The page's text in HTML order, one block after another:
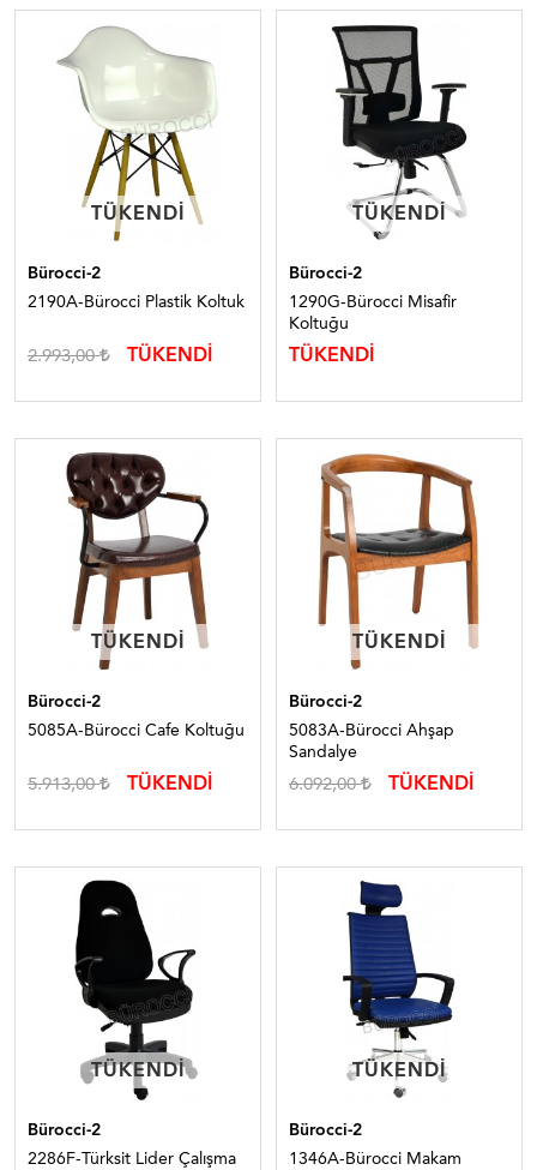
TÜKENDI
TÜKENDI
Bürocci-2
2190A-Bürocci Plastik Koltuk
2.993,00 TÜKENDİ
TÜKENDI
TÜKENDI
Bürocci-2
1290G-Bürocci Misafir
Koltuğu
TÜKENDİ
TÜKENDI
TÜKENDI
Bürocci-2
5085A-Bürocci Cafe Koltuğu
5.913,00 TÜKENDİ
TÜKENDI
TÜKENDI
Bürocci-2
5083A-Bürocci Ahşap
Sandalye
6.092,00 TÜKENDİ
TÜKENDI
TÜKENDI
Bürocci-2
2286F-Türksit Lider Çalışma
TÜKENDI
TÜKENDI
Bürocci-2
1346A-Bürocci Makam